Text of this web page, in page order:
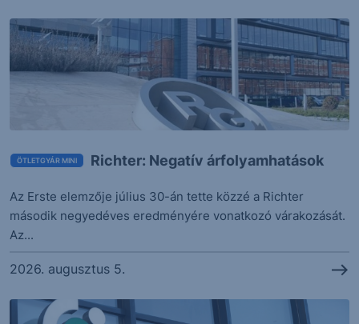
-5.29%
17 órával ezelőtt
EURHUF: érdemi erősödés jött a sokadik
enyhülési hullámra
17 órával ezelőtt
EURUSD 1.1557 +0.04%
Sávtetőre ugrott az arany árfolyama
ÖTLETGYÁR MINI Richter: Negatív árfolyamhatások
Az Erste elemzője július 30-án tette közzé a Richter
második negyedéves eredményére vonatkozó várakozását.
Az...
2026. augusztus 5.